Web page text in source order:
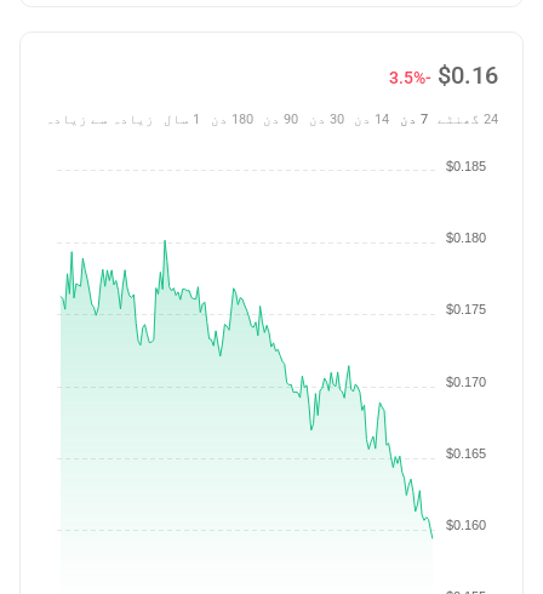
$0.16
-3.5%
24 گھنٹے 7 دن 14 دن 30 دن 90 دن 180 دن 1 سال زیادہ سے زیادہ
$0.160
$0.165
$0.170
$0.175
$0.180
$0.185